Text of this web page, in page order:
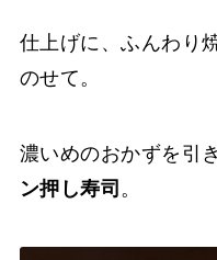
仕上げに、ふんわり
のせて。
濃いめのおかずを引
ン押し寿司 。